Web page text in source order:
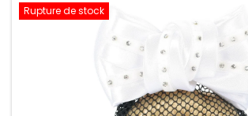
Rupture de stock